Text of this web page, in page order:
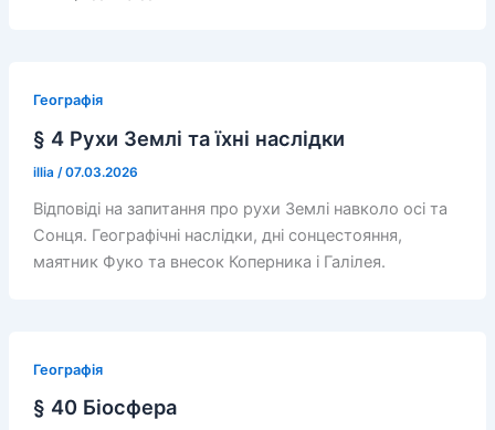
Географія
§ 4 Рухи Землі та їхні наслідки
illia /07.03.2026
Відповіді на запитання про рухи Землі навколо осі та
Сонця. Географічні наслідки, дні сонцестояння,
маятник Фуко та внесок Коперника і Галілея.
Географія
§ 40 Біосфера